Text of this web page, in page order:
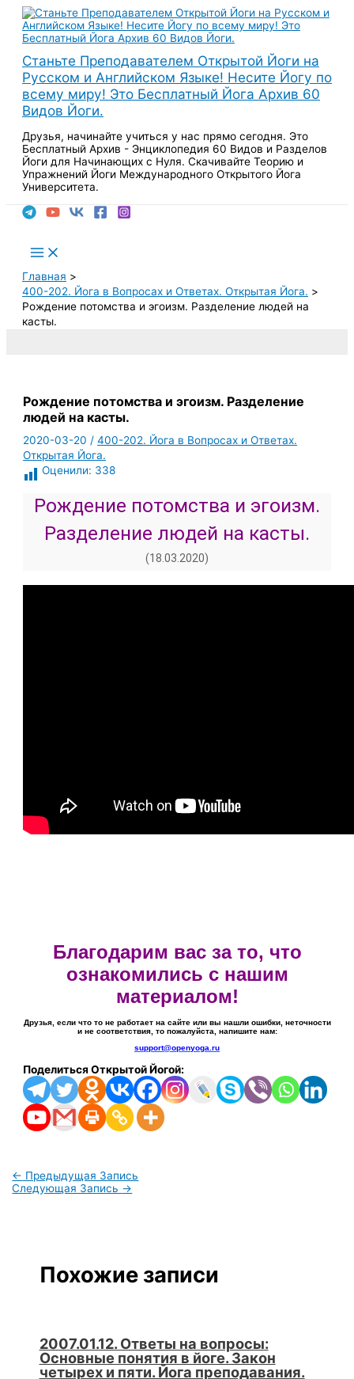
Перейти
содержимому
Станьте Преподавателем Открытой Йоги на
Русском и Английском Языке! Несите Йогу по
всему миру! Это Бесплатный Йога Архив 60
Видов Йоги.
Друзья, начинайте учиться у нас прямо сегодня. Это
Бесплатный Архив - Энциклопедия 60 Видов и Разделов
Йоги для Начинающих с Нуля. Скачивайте Теорию и
Упражнений Йоги Международного Открытого Йога
Университета.
Main
Menu
Главная
400-202. Йога в Вопросах и Ответах. Открытая Йога.
Рождение потомства и эгоизм. Разделение людей на
касты.
Рождение потомства и эгоизм. Разделение
людей на касты.
2020-03-20/400-202. Йога в Вопросах и Ответах.
Открытая Йога.
Оценили: 338
Рождение потомства и эгоизм.
Разделение людей на касты.
(18.03.2020)
Благодарим вас за то, что
ознакомились с нашим
материалом!
Друзья, если что то не работает на сайте или вы нашли ошибки, неточности
и не соответствия, то пожалуйста, напишите нам:
support@openyoga.ru
Поделиться Открытой Йогой:
← Предыдущая Запись
Следующая Запись →
Похожие записи
2007.01.12. Ответы на вопросы:
Основные понятия в йоге. Закон
четырех и пяти. Йога преподавания.